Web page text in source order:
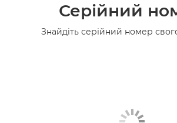
Серійний
Знайдіть серійний номер